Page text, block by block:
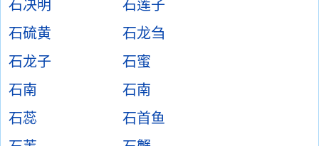
石决明
石莲子
石硫黄
石龙刍
石龙子
石蜜
石南
石南
石蕊
石首鱼